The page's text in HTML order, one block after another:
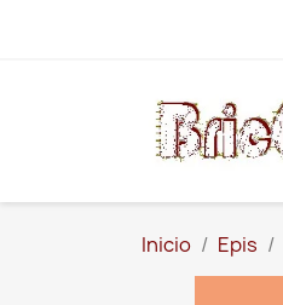
Inicio Epis